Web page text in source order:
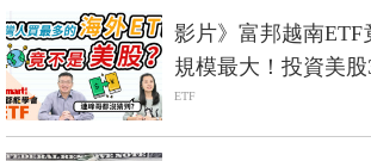
影片》富邦越南ETF
規模最大！投資美
複委託、海外帳戶怎
富ETF研究室
ETF